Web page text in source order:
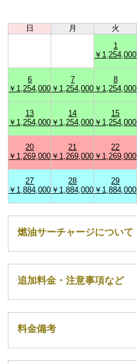
日 月 火
1
￥1,254,000
6
￥1,254,000
7
￥1,254,000
8
￥1,254,000
13
￥1,254,000
14
￥1,254,000
15
￥1,254,000
20
￥1,269,000
21
￥1,269,000
22
￥1,269,000
27
￥1,884,000
28
￥1,884,000
29
￥1,884,000
燃油サーチャージについて
追加料金・注意事項など
料金備考